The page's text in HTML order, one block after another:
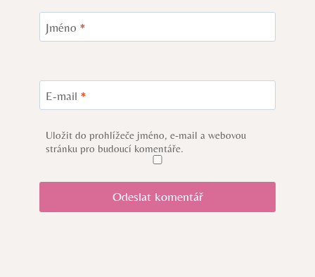
Jméno *
E-mail *
Uložit do prohlížeče jméno, e-mail a webovou
stránku pro budoucí komentáře.